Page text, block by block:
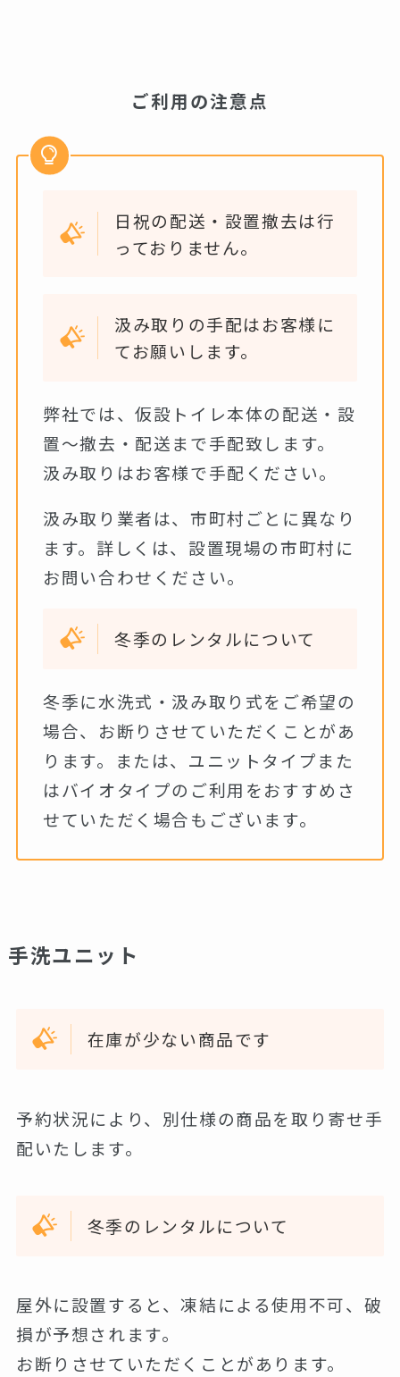
ご利用の注意点
日祝の配送・設置撤去は行
っておりません。
汲み取りの手配はお客様に
てお願いします。
弊社では、仮設トイレ本体の配送・設
置～撤去・配送まで手配致します。
汲み取りはお客様で手配ください。
汲み取り業者は、市町村ごとに異なり
ます。詳しくは、設置現場の市町村に
お問い合わせください。
冬季のレンタルについて
冬季に水洗式・汲み取り式をご希望の
場合、お断りさせていただくことがあ
ります。または、ユニットタイプまた
はバイオタイプのご利用をおすすめさ
せていただく場合もございます。
手洗ユニット
在庫が少ない商品です
予約状況により、別仕様の商品を取り寄せ手
配いたします。
冬季のレンタルについて
屋外に設置すると、凍結による使用不可、破
損が予想されます。
お断りさせていただくことがあります。